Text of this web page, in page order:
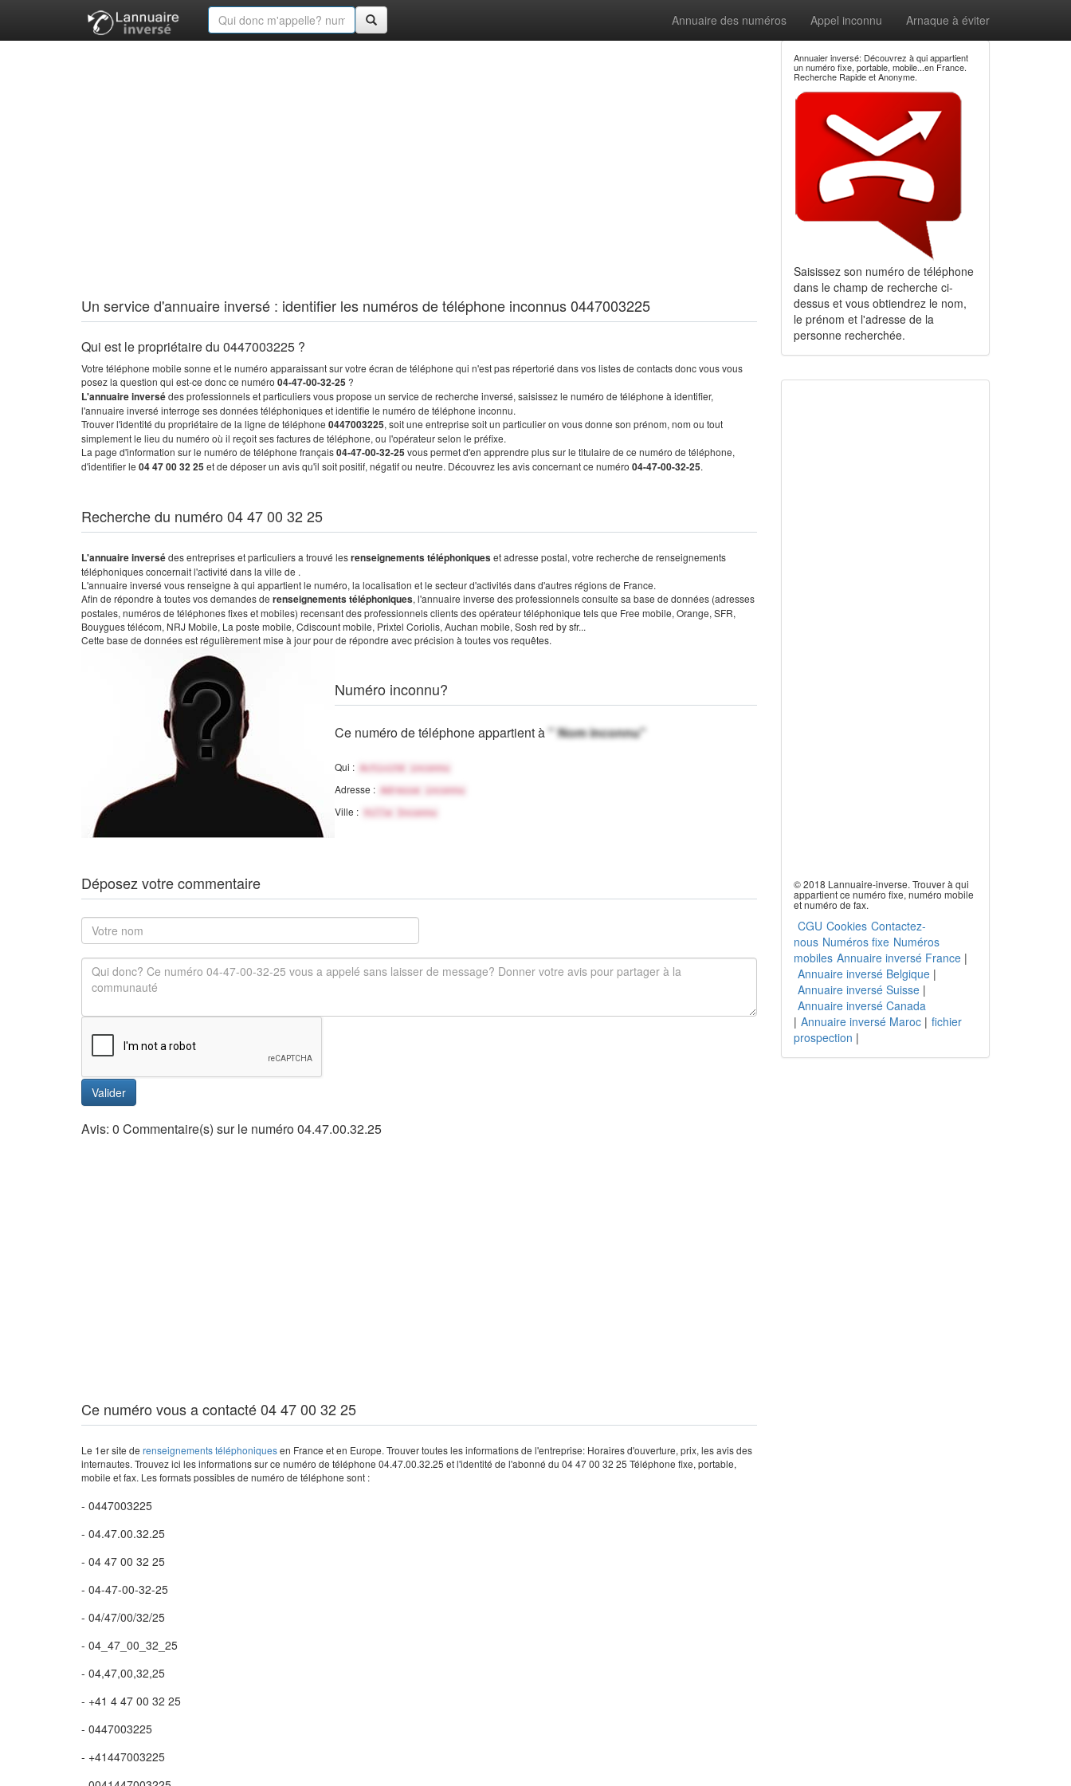
Annuaire des numéros Appel inconnu Arnaque à éviter
Un service d'annuaire inversé : identifier les numéros de téléphone inconnus 0447003225
Qui est le propriétaire du 0447003225 ?
Votre téléphone mobile sonne et le numéro apparaissant sur votre écran de téléphone qui n'est pas répertorié dans vos listes de contacts donc vous vous
posez la question qui est-ce donc ce numéro 04-47-00-32-25 ?
L'annuaire inversédes professionnels et particuliers vous propose un service de recherche inversé, saisissez le numéro de téléphone à identifier,
l'annuaire inversé interroge ses données téléphoniques et identifie le numéro de téléphone inconnu.
Trouver l'identité du propriétaire de la ligne de téléphone 0447003225, soit une entreprise soit un particulier on vous donne son prénom, nom ou tout
simplement le lieu du numéro où il reçoit ses factures de téléphone, ou l'opérateur selon le préfixe.
La page d'information sur le numéro de téléphone français04-47-00-32-25vous permet d'en apprendre plus sur le titulaire de ce numéro de téléphone,
d'identifier le 04 47 00 32 25et de déposer un avis qu'il soit positif, négatif ou neutre. Découvrez les avis concernant ce numéro 04-47-00-32-25.
Recherche du numéro 04 47 00 32 25
L'annuaire inversédes entreprises et particuliers a trouvé lesrenseignements téléphoniqueset adresse postal, votre recherche de renseignements
téléphoniques concernait l'activité dans la ville de .
L'annuaire inversé vous renseigne à qui appartient le numéro, la localisation et le secteur d'activités dans d'autres régions de France.
Afin de répondre à toutes vos demandes de renseignements téléphoniques, l'annuaire inverse des professionnels consulte sa base de données (adresses
postales, numéros de téléphones fixes et mobiles) recensant des professionnels clients des opérateur téléphonique tels que Free mobile, Orange, SFR,
Bouygues télécom, NRJ Mobile, La poste mobile, Cdiscount mobile, Prixtel Coriolis, Auchan mobile, Sosh red by sfr...
Cette base de données est régulièrement mise à jour pour de répondre avec précision à toutes vos requêtes.
Numéro inconnu?
Ce numéro de téléphone appartient à" Nom inconnu"
Qui : Activité inconnu
Adresse : Adresse inconnu
Ville : Ville Inconnu
Déposez votre commentaire
Valider
Avis: 0 Commentaire(s) sur le numéro 04.47.00.32.25
Ce numéro vous a contacté 04 47 00 32 25
Le 1er site de renseignements téléphoniquesen France et en Europe. Trouver toutes les informations de l'entreprise: Horaires d'ouverture, prix, les avis des
internautes. Trouvez ici les informations sur ce numéro de téléphone 04.47.00.32.25 et l'identité de l'abonné du 04 47 00 32 25 Téléphone fixe, portable,
mobile et fax. Les formats possibles de numéro de téléphone sont :
- 0447003225
- 04.47.00.32.25
- 04 47 00 32 25
- 04-47-00-32-25
- 04/47/00/32/25
- 04_47_00_32_25
- 04,47,00,32,25
- +41 4 47 00 32 25
- 0447003225
- +41447003225
Annuaier inversé: Découvrez à qui appartient
un numéro fixe, portable, mobile...en France.
Recherche Rapide et Anonyme.
Saisissez son numéro de téléphone
dans le champ de recherche ci-
dessus et vous obtiendrez le nom,
le prénom et l'adresse de la
personne recherchée.
© 2018 Lannuaire-inverse. Trouver à qui
appartient ce numéro fixe, numéro mobile
et numéro de fax.
CGU Cookies Contactez-
nous Numéros fixe Numéros
mobiles Annuaire inversé France|
Annuaire inversé Belgique|
Annuaire inversé Suisse|
Annuaire inversé Canada
| Annuaire inversé Maroc| fichier
prospection |